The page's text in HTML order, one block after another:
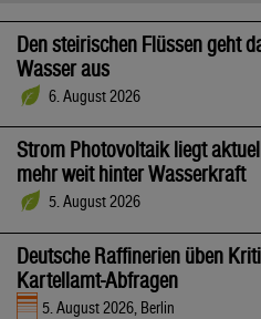
Den steirischen Flüssen geht
Wasser aus
6. August 2026
Strom Photovoltaik liegt
mehr weit hinter Wasserkraft
5. August 2026
Deutsche Raffinerien üben
Kartellamt-Abfragen
5. August 2026, Berlin